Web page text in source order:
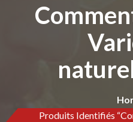
Produits Identifiés